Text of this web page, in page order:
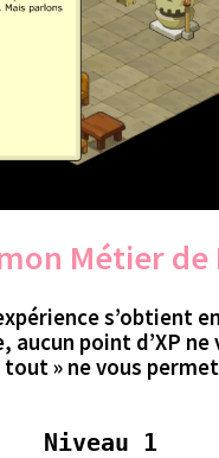
Métier de
s’obtient
aucun point d’XP
» ne vous
Niveau 1